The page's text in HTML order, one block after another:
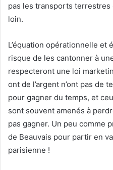
pas les transports
loin.
L’équation opérationnelle et
risque de les cantonner à
respecteront une loi
ont de l’argent n’ont pas de
pour gagner du temps, et
sont souvent amenés à
pas gagner. Un peu comme
de Beauvais pour partir en
parisienne !